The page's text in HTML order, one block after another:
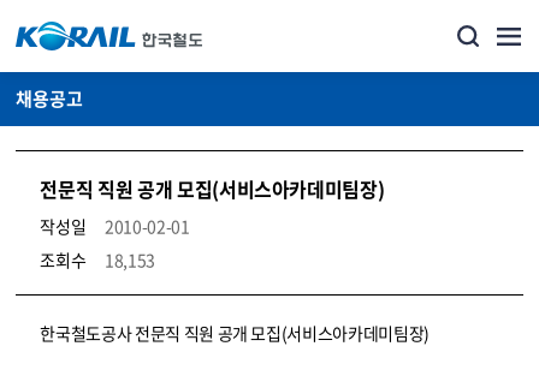
채용공고
전문직 직원 공개 모집(서비스아카데미팀장)
작성일
2010-02-01
조회수
18,153
코레일소개_경영공시_채용공고 상세보기 – 내용, 파일, 담당자 연락처로 구성
한국철도공사 전문직 직원 공개 모집(서비스아카데미팀장)